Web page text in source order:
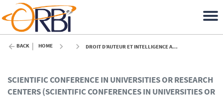
BACK HOME DROIT D’AUTEUR ET INTELLIGENCE ARTIFICIELLE : COMPARAISON N’EST PAS RAISON - 2019
SCIENTIFIC CONFERENCE IN UNIVERSITIES OR RESEARCH
CENTERS (SCIENTIFIC CONFERENCES IN UNIVERSITIES OR